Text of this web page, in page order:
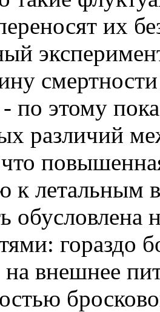
их
по этому
различий
к летальным
обусловлена
гораздо
на внешнее